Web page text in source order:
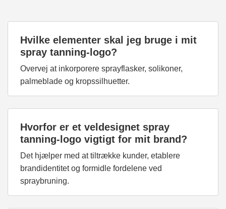
Hvilke elementer skal jeg bruge i mit
spray tanning-logo?
Overvej at inkorporere sprayflasker, solikoner,
palmeblade og kropssilhuetter.
Hvorfor er et veldesignet spray
tanning-logo vigtigt for mit brand?
Det hjælper med at tiltrække kunder, etablere
brandidentitet og formidle fordelene ved
spraybruning.